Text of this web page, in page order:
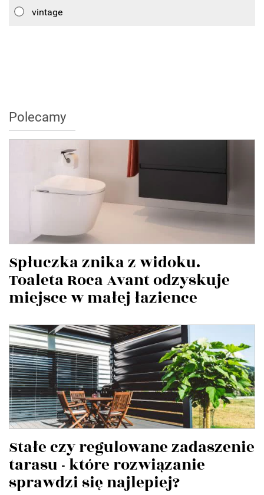
vintage
Polecamy
Spłuczka znika z widoku.
Toaleta Roca Avant odzyskuje
miejsce w małej łazience
Stałe czy regulowane zadaszenie
tarasu - które rozwiązanie
sprawdzi się najlepiej?